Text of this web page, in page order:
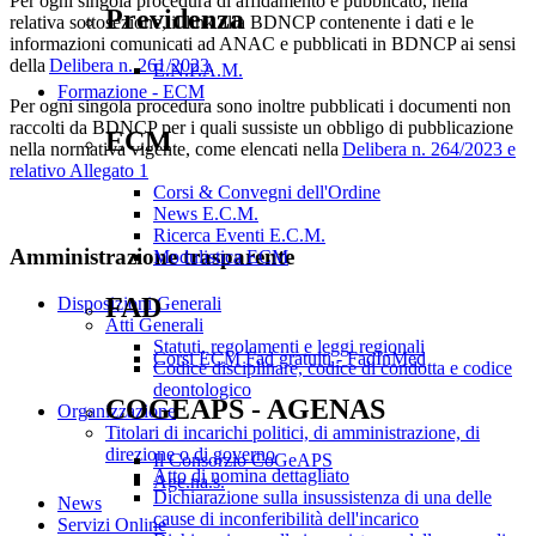
Previdenza
E.N.P.A.M.
Formazione - ECM
ECM
Corsi & Convegni dell'Ordine
News E.C.M.
Ricerca Eventi E.C.M.
Modulistica ECM
FAD
Corsi ECM Fad gratuiti - FadInMed
COGEAPS - AGENAS
Il Consorzio CoGeAPS
Age.na.s.
News
Servizi Online
relativa sottosezione, il link alla BDNCP contenente i dati e le
informazioni comunicati ad ANAC e pubblicati in BDNCP ai sensi
della Delibera n. 261/2023.
Per ogni singola procedura sono inoltre pubblicati i documenti non
raccolti da BDNCP per i quali sussiste un obbligo di pubblicazione
nella normativa vigente, come elencati nella Delibera n. 264/2023 e
relativo Allegato 1
Amministrazione trasparente
Disposizioni Generali
Atti Generali
Statuti, regolamenti e leggi regionali
Codice disciplinare, codice di condotta e codice
deontologico
Organizzazione
Titolari di incarichi politici, di amministrazione, di
direzione o di governo
Atto di nomina dettagliato
Dichiarazione sulla insussistenza di una delle
cause di inconferibilità dell'incarico